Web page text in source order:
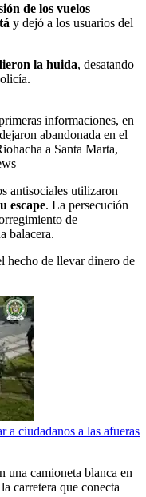
de los vuelos
y dejó a los usuarios del
la huida, desatando
informaciones, en
abandonada en el
a Santa Marta,
antisociales utilizaron
escape. La persecución
de
balacera.
hecho de llevar dinero de
a ciudadanos a las afueras
una camioneta blanca en
carretera que conecta